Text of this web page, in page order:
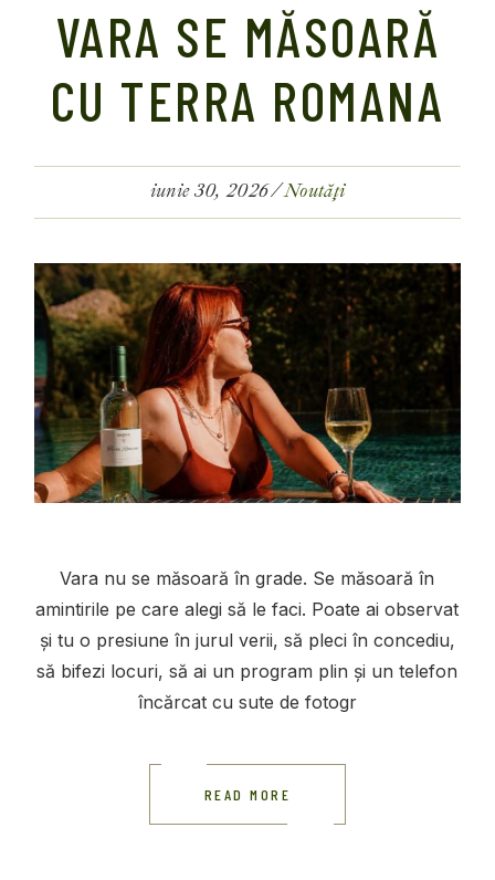
VARA SE MĂSOARĂ
CU TERRA ROMANA
iunie 30, 2026 Noutăți
Vara nu se măsoară în grade. Se măsoară în
amintirile pe care alegi să le faci. Poate ai observat
și tu o presiune în jurul verii, să pleci în concediu,
să bifezi locuri, să ai un program plin și un telefon
încărcat cu sute de fotogr
READ MORE